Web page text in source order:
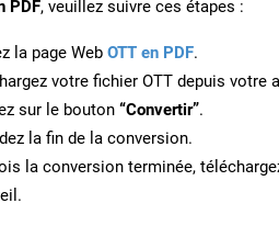
PDF, veuillez suivre ces étapes :
la page Web OTT en PDF.
votre fichier OTT depuis votre
sur le bouton “Convertir”.
la fin de la conversion.
la conversion terminée,